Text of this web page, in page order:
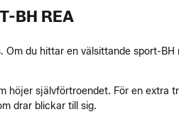
BH REA
du hittar en välsittande sport-BH
höjer självförtroendet. För en extra
drar blickar till sig.